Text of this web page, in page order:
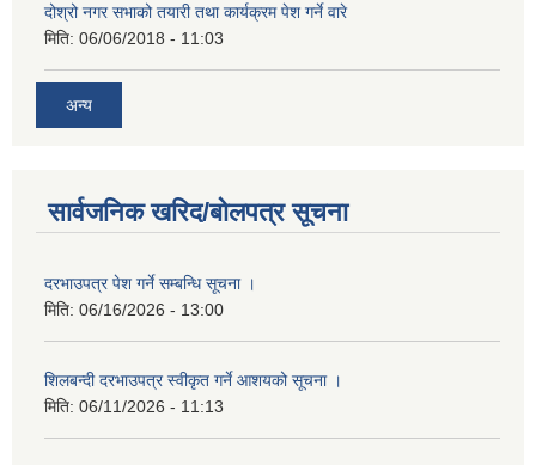
दोश्रो नगर सभाको तयारी तथा कार्यक्रम पेश गर्ने वारे
मिति: 06/06/2018 - 11:03
अन्य
सार्वजनिक खरिद/बोलपत्र सूचना
दरभाउपत्र पेश गर्ने सम्बन्धि सूचना ।
मिति: 06/16/2026 - 13:00
शिलबन्दी दरभाउपत्र स्वीकृत गर्ने आशयको सूचना ।
मिति: 06/11/2026 - 11:13